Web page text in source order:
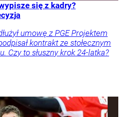
się z kadry?
umowę z PGE Projektem
kontrakt ze stołecznym
Czy to słuszny krok 24-latka?